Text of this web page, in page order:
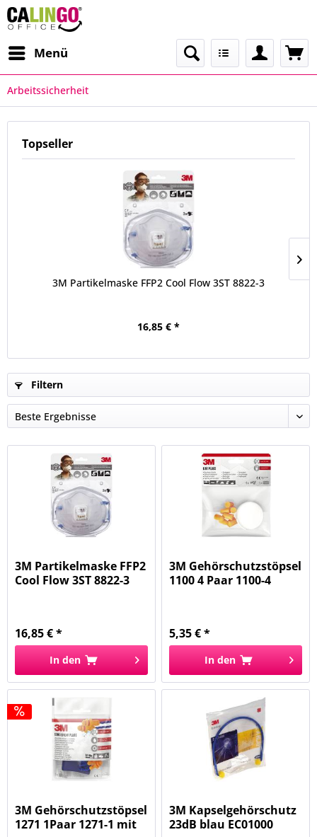
Menü
Arbeitssicherheit
Topseller
3M Partikelmaske FFP2 Cool Flow 3ST 8822-3
16,85 € *
Filtern
3M Partikelmaske FFP2
Cool Flow 3ST 8822-3
16,85 € *
In den
3M Gehörschutzstöpsel
1100 4 Paar 1100-4
5,35 € *
In den
3M Gehörschutzstöpsel
1271 1Paar 1271-1 mit
3M Kapselgehörschutz
23dB blau EC01000